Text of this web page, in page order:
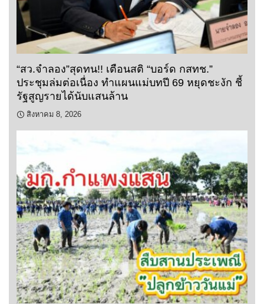
“สว.จำลอง”สุดทน!! เตือนสติ “บอร์ด กสทช.”
ประชุมล่มต่อเนื่อง ทำแผนแม่บทปี 69 หยุดชะงัก ชี้
รัฐสูญรายได้นับแสนล้าน
สิงหาคม 8, 2026